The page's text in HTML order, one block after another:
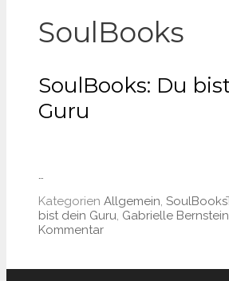
SoulBooks
SoulBooks: Du
Guru
…
Kategorien Allgemein, SoulBooks
bist dein Guru, Gabrielle Bernstein
Kommentar